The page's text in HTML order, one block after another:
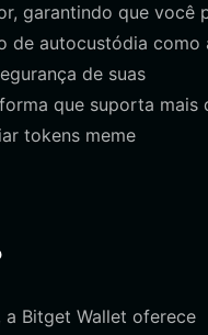
garantindo que você
de autocustódia como
de suas
que suporta mais
tokens meme
Bitget Wallet oferece